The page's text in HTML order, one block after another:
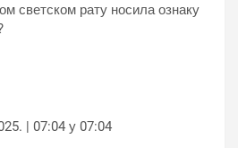
светском рату носила ознаку
| 07:04 у 07:04